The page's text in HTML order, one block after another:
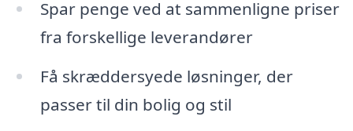
Spar penge ved at sammenligne priser
fra forskellige leverandører
Få skræddersyede løsninger, der
passer til din bolig og stil